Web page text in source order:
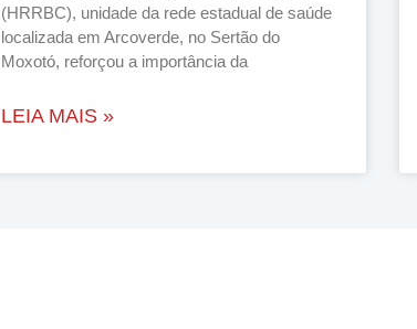
(HRRBC), unidade da rede estadual de saúde
localizada em Arcoverde, no Sertão do
Moxotó, reforçou a importância da
LEIA MAIS »